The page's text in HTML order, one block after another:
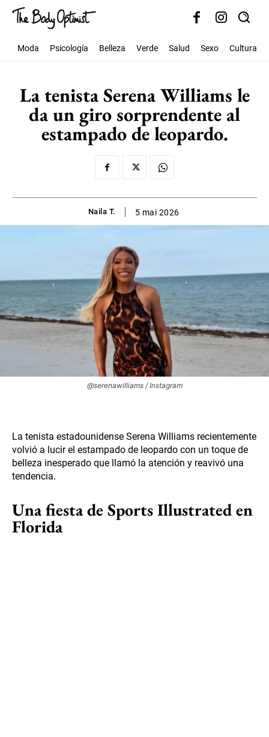
Moda Psicología Belleza Verde Salud Sexo Cultura
La tenista Serena Williams le
da un giro sorprendente al
estampado de leopardo.
Naila T. 5 mai 2026
@serenawilliams / Instagram
La tenista estadounidense Serena Williams recientemente
volvió a lucir el estampado de leopardo con un toque de
belleza inesperado que llamó la atención y reavivó una
tendencia.
Una fiesta de Sports Illustrated en
Florida